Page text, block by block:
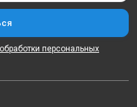
персональных